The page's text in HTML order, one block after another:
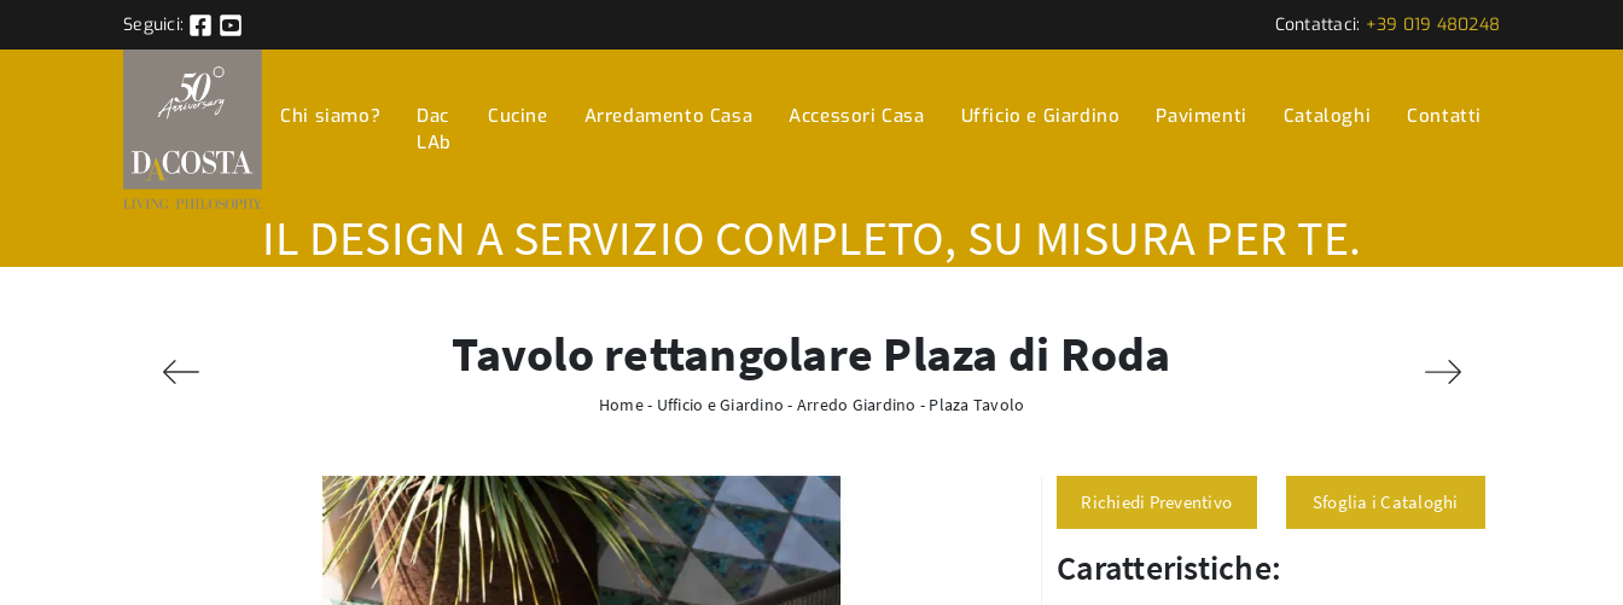
Seguici: Contattaci: +39 019 480248
Chi siamo?
Dac
LAb
Cucine Arredamento Casa Accessori Casa Ufficio e Giardino Pavimenti Cataloghi Contatti
IL DESIGN A SERVIZIO COMPLETO, SU MISURA PER TE.
Tavolo rettangolare Plaza di Roda
Home- Ufficio e Giardino - Arredo Giardino - Plaza Tavolo
Richiedi Preventivo Sfoglia i Cataloghi
Caratteristiche: